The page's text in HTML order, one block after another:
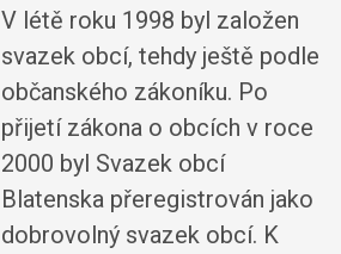
V létě roku 1998 byl založen
svazek obcí, tehdy ještě podle
občanského zákoníku. Po
přijetí zákona o obcích v roce
2000 byl Svazek obcí
Blatenska přeregistrován jako
dobrovolný svazek obcí. K